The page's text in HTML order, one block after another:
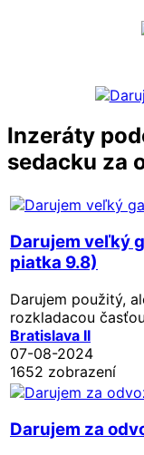
Inzeráty
sedacku za
Darujem veľký
piatka 9.8)
Darujem použitý,
rozkladacou
Bratislava II
07-08-2024
1652 zobrazení
Darujem za